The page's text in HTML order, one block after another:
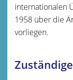
internationalen
1958 über die
vorliegen.